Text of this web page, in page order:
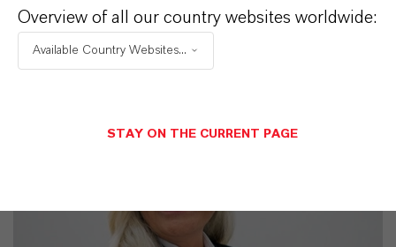
ENVIAR UMA MENSAGEM
Overview of all our country websites worldwide:
Available Country Websites...
STAY ON THE CURRENT PAGE